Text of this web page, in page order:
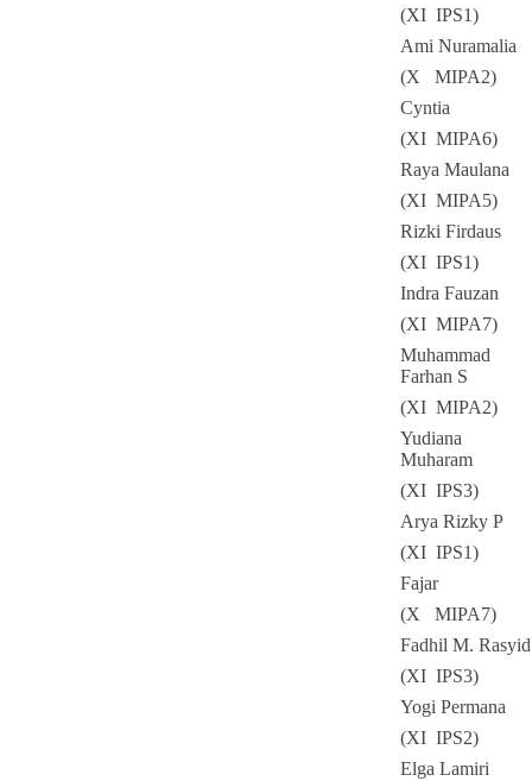
(XI IPS1)
Ami Nuramalia
(X MIPA2)
Cyntia
(XI MIPA6)
Raya Maulana
(XI MIPA5)
Rizki Firdaus
(XI IPS1)
Indra Fauzan
(XI MIPA7)
Muhammad
Farhan S
(XI MIPA2)
Yudiana
Muharam
(XI IPS3)
Arya Rizky P
(XI IPS1)
Fajar
(X MIPA7)
Fadhil M. Rasyid
(XI IPS3)
Yogi Permana
(XI IPS2)
Elga Lamiri